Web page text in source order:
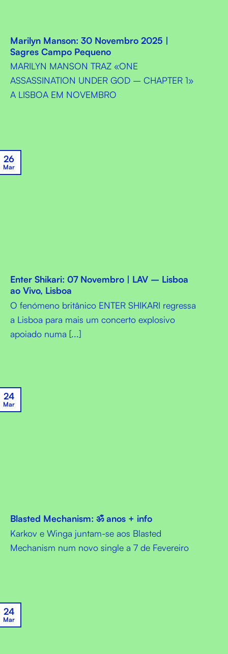
Marilyn Manson: 30 Novembro 2025 |
Sagres Campo Pequeno
MARILYN MANSON TRAZ «ONE
ASSASSINATION UNDER GOD – CHAPTER 1»
A LISBOA EM NOVEMBRO
Enter Shikari: 07 Novembro | LAV – Lisboa
ao Vivo, Lisboa
O fenómeno britânico ENTER SHIKARI regressa
a Lisboa para mais um concerto explosivo
apoiado numa [...]
26
Mar
Blasted Mechanism: ॐ anos + info
Karkov e Winga juntam-se aos Blasted
Mechanism num novo single a 7 de Fevereiro
24
Mar
24
Mar